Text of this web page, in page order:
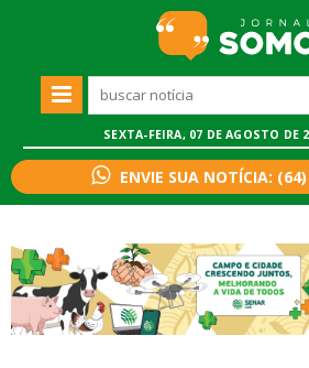
SEXTA-FEIRA, 07 DE AGOSTO DE
ENVIE SUA NOTÍCIA: